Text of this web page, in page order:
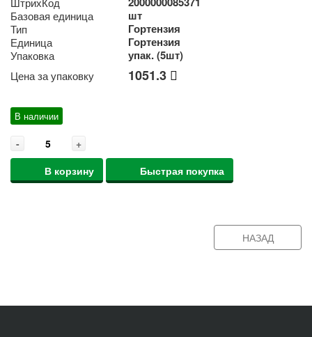
Базовая единица шт
Тип Гортензия
Единица Гортензия
Упаковка упак. (5шт)
Цена за упаковку 1051.3
В наличии
-
+
В корзину
Быстрая покупка
НАЗАД